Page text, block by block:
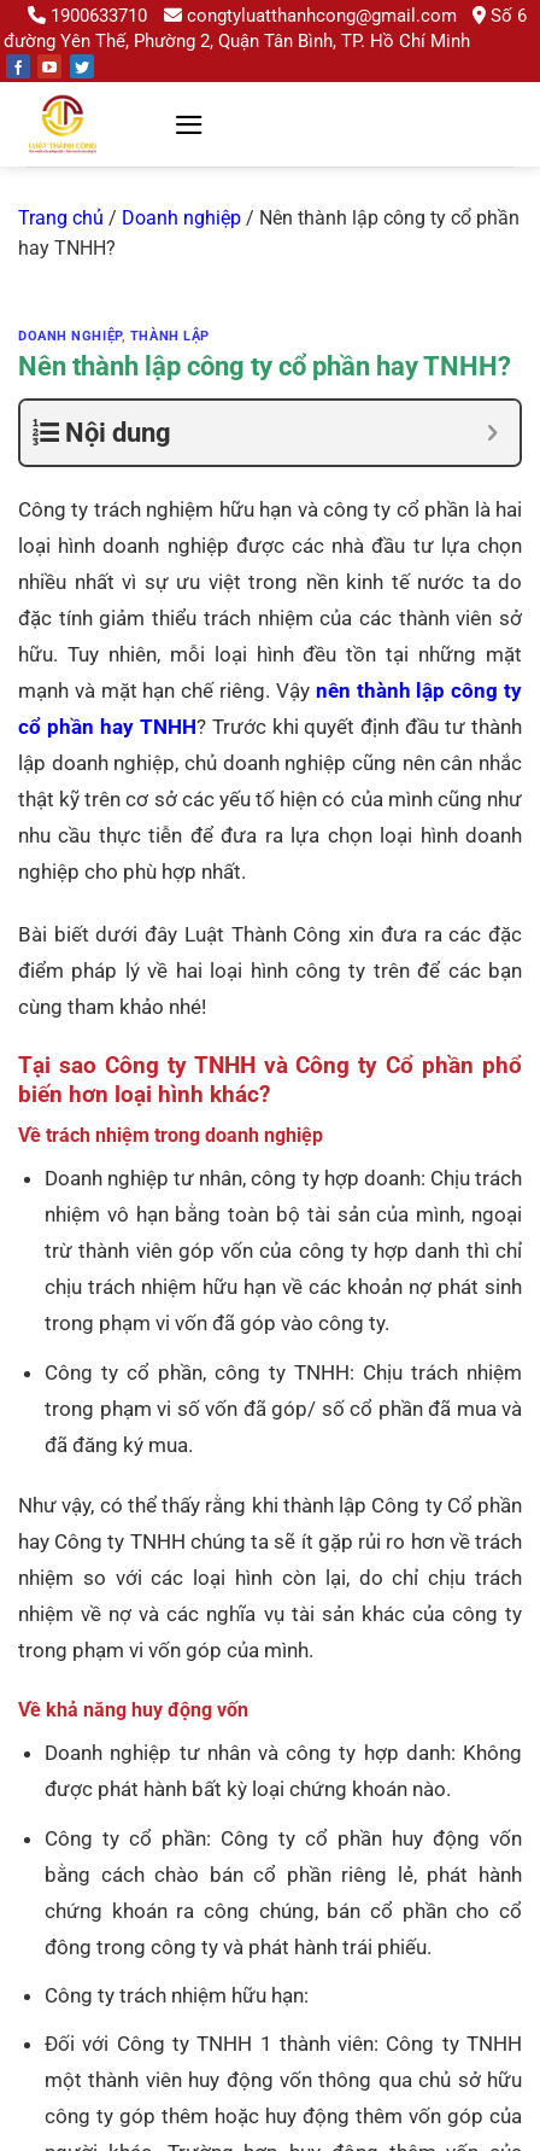
Chuyển
đến
nội
1900633710 congtyluatthanhcong@gmail.com
Số 6
đường Yên Thế, Phường 2, Quận Tân Bình, TP. Hồ Chí Minh
Trang chủ / Doanh nghiệp / Nên thành lập công ty cổ phần
hay TNHH?
DOANH NGHIỆP, THÀNH LẬP
Nên thành lập công ty cổ phần hay TNHH?
Nội dung
Công ty trách nghiệm hữu hạn và công ty cổ phần là hai
loại hình doanh nghiệp được các nhà đầu tư lựa chọn
nhiều nhất vì sự ưu việt trong nền kinh tế nước ta do
đặc tính giảm thiểu trách nhiệm của các thành viên sở
hữu. Tuy nhiên, mỗi loại hình đều tồn tại những mặt
mạnh và mặt hạn chế riêng. Vậy nên thành lập công ty
cổ phần hay TNHH? Trước khi quyết định đầu tư thành
lập doanh nghiệp, chủ doanh nghiệp cũng nên cân nhắc
thật kỹ trên cơ sở các yếu tố hiện có của mình cũng như
nhu cầu thực tiễn để đưa ra lựa chọn loại hình doanh
nghiệp cho phù hợp nhất.
Bài biết dưới đây Luật Thành Công xin đưa ra các đặc
điểm pháp lý về hai loại hình công ty trên để các bạn
cùng tham khảo nhé!
Tại sao Công ty TNHH và Công ty Cổ phần phổ
biến hơn loại hình khác?
Về trách nhiệm trong doanh nghiệp
Doanh nghiệp tư nhân, công ty hợp doanh: Chịu trách
nhiệm vô hạn bằng toàn bộ tài sản của mình, ngoại
trừ thành viên góp vốn của công ty hợp danh thì chỉ
chịu trách nhiệm hữu hạn về các khoản nợ phát sinh
trong phạm vi vốn đã góp vào công ty.
Công ty cổ phần, công ty TNHH: Chịu trách nhiệm
trong phạm vi số vốn đã góp/ số cổ phần đã mua và
đã đăng ký mua.
Như vậy, có thể thấy rằng khi thành lập Công ty Cổ phần
hay Công ty TNHH chúng ta sẽ ít gặp rủi ro hơn về trách
nhiệm so với các loại hình còn lại, do chỉ chịu trách
nhiệm về nợ và các nghĩa vụ tài sản khác của công ty
trong phạm vi vốn góp của mình.
Về khả năng huy động vốn
Doanh nghiệp tư nhân và công ty hợp danh: Không
được phát hành bất kỳ loại chứng khoán nào.
Công ty cổ phần: Công ty cổ phần huy động vốn
bằng cách chào bán cổ phần riêng lẻ, phát hành
chứng khoán ra công chúng, bán cổ phần cho cổ
đông trong công ty và phát hành trái phiếu.
Công ty trách nhiệm hữu hạn:
Đối với Công ty TNHH 1 thành viên: Công ty TNHH
một thành viên huy động vốn thông qua chủ sở hữu
công ty góp thêm hoặc huy động thêm vốn góp của